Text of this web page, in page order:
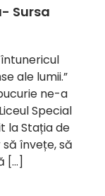
Sursa
ale lumii.”
ne-a
Special
la Stația de
învețe, să
[…]